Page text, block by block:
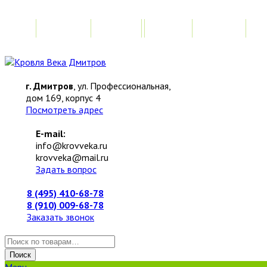
г. Дмитров, ул. Профессиональная,
дом 169, корпус 4
Посмотреть адрес
E-mail:
info@krovveka.ru
krovveka@mail.ru
Задать вопрос
8 (495) 410-68-78
8 (910) 009-68-78
Заказать звонок
Искать:
Поиск